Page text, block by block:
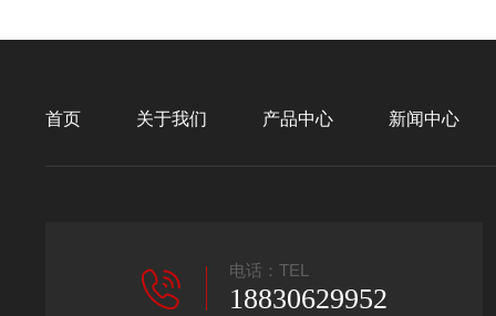
首页 关于我们 产品中心 新闻中心
电话：TEL
18830629952